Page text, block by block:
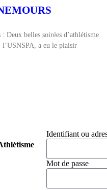
Deux belles soirées d’athlétisme
a eu le plaisir
Identifiant ou
Mot de passe